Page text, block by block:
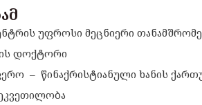
უფროსი მეცნიერი
დოქტორი
– წინაქრისტიანული ხანის